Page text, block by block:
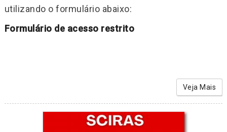
utilizando o formulário abaixo:
Formulário de acesso restrito
Veja Mais